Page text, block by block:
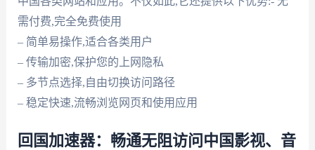
需付费,完全免费使用
– 简单易操作,适合各类用户
– 传输加密,保护您的上网隐私
– 多节点选择,自由切换访问路径
– 稳定快速,流畅浏览网页和使用应用
回国加速器：畅通无阻访问中国影视、音